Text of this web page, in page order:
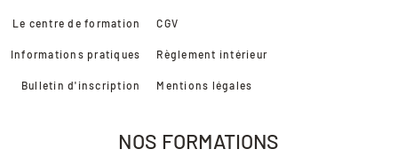
Le centre de formation
Informations pratiques
Bulletin d'inscription
CGV
Règlement intérieur
Mentions légales
NOS FORMATIONS